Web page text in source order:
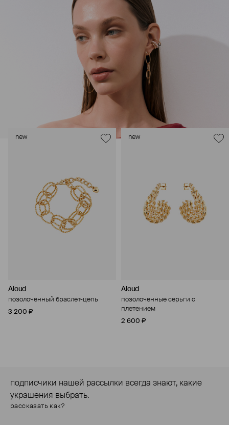
людьми, Aloud показывает коллекции несколько раз в год. А
в названии бренда зашифрован призыв слушать внутренний
голос и транслировать его через украшения.
new
Aloud
позолоченный браслет-цепь
3 200 ₽
new
Aloud
позолоченные серьги с
плетением
2 600 ₽
подписчики нашей рассылки всегда знают, какие
украшения выбрать.
рассказать как?